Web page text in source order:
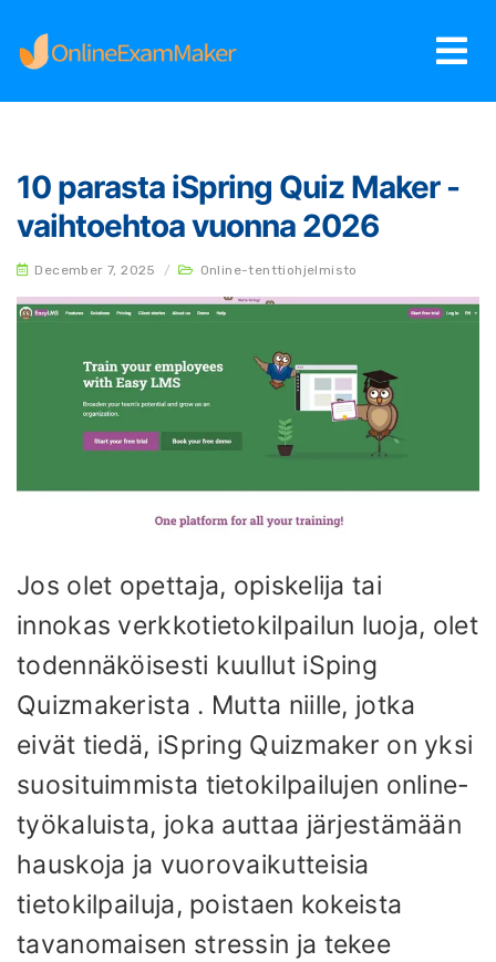
10 parasta iSpring Quiz Maker -
vaihtoehtoa vuonna 2026
December 7, 2025 / Online-tenttiohjelmisto
Jos olet opettaja, opiskelija tai
innokas verkkotietokilpailun luoja, olet
todennäköisesti kuullut iSping
Quizmakerista . Mutta niille, jotka
eivät tiedä, iSpring Quizmaker on yksi
suosituimmista tietokilpailujen online-
työkaluista, joka auttaa järjestämään
hauskoja ja vuorovaikutteisia
tietokilpailuja, poistaen kokeista
tavanomaisen stressin ja tekee